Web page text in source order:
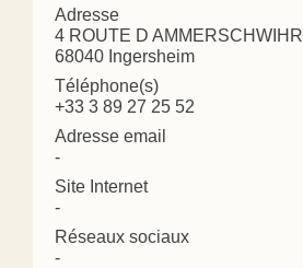
Adresse
4 ROUTE D AMMERSCHWIHR
68040 Ingersheim
Téléphone(s)
+33 3 89 27 25 52
Adresse email
-
Site Internet
-
Réseaux sociaux
-